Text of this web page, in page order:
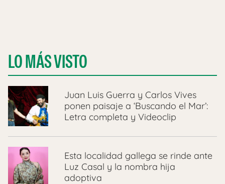
LO MÁS VISTO
Juan Luis Guerra y Carlos Vives
ponen paisaje a ‘Buscando el Mar’:
Letra completa y Videoclip
Esta localidad gallega se rinde ante
Luz Casal y la nombra hija
adoptiva